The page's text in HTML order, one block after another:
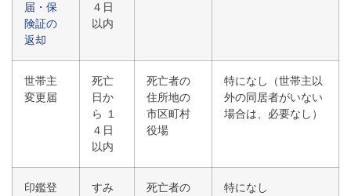
届・保
険証の
返却
４日
以内
世帯主
変更届
死亡
日か
ら １
４日
以内
死亡者の
住所地の
市区町村
役場
特になし（世帯主以
外の同居者がいない
場合は、必要なし）
印鑑登
すみ
死亡者の
特になし